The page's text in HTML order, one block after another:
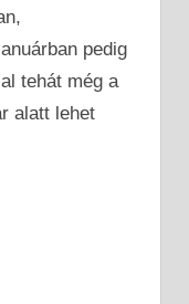
pedig
tehát még a
alatt lehet